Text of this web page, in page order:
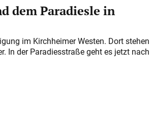
dem Paradiesle in
im Kirchheimer Westen. Dort stehen
In der Paradiesstraße geht es jetzt nach